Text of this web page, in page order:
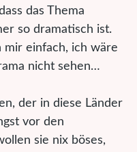
das Thema
so dramatisch ist.
mir einfach, ich wäre
nicht sehen…
der in diese Länder
vor den
sie nix böses,